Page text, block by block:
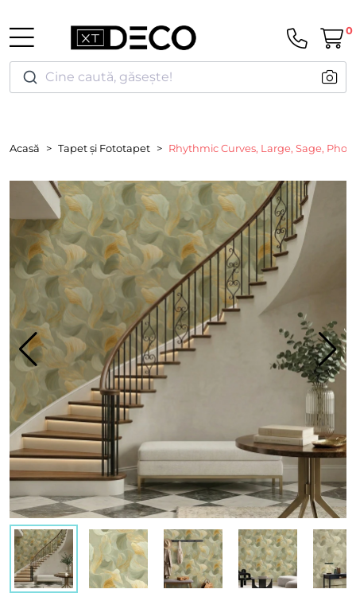
Cine caută, găsește!
0
Acasă Tapet și Fototapet Rhythmic Curves, Large, Sage,